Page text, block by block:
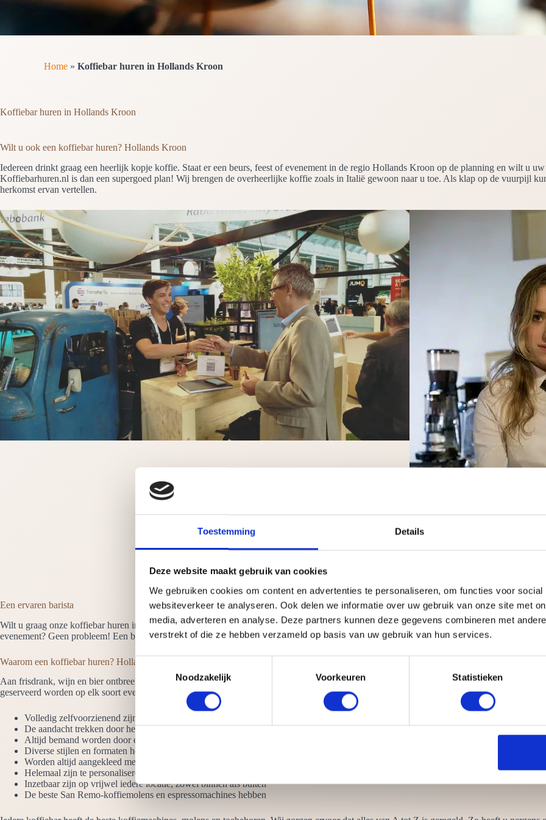
Toestemming Details
Deze website maakt gebruik van cookies
We gebruiken cookies om content en advertenties te personaliseren, om functies voor
websiteverkeer te analyseren. Ook delen we informatie over uw gebruik van onze site met
media, adverteren en analyse. Deze partners kunnen deze gegevens combineren met
verstrekt of die ze hebben verzameld op basis van uw gebruik van hun services.
T
o
e
t
e
m
m
i
n
Noodzakelijk Voorkeuren Statistieken
Home» Koffiebar huren in Hollands Kroon
Koffiebar huren in Hollands Kroon
Wilt u ook een koffiebar huren? Hollands Kroon
Iedereen drinkt graag een heerlijk kopje koffie. Staat er een beurs, feest of evenement in de regio Hollands Kroon op de planning en wilt u
Koffiebarhuren.nl is dan een supergoed plan! Wij brengen de overheerlijke koffie zoals in Italië gewoon naar u toe. Als klap op de vuurpijl
herkomst ervan vertellen.
Een ervaren barista
Wilt u graag onze koffiebar huren in Hollands Kroon dan is er altijd minimaal één barista die meegaat. Dit is de Italiaanse term voor barman
evenement? Geen probleem! Een barista verwelkomt de gasten en bereidt, decoreert en serveert de koffie. Iedere barista heeft een
Waarom een koffiebar huren? Hollands Kroon
Aan frisdrank, wijn en bier ontbreekt het meestal niet op een evenement, maar vaak lusten mensen ook wel een heerlijk kopje koffie. Een
geserveerd worden op elk soort evenement. Wilt u weten waarom u onze koffiebars moet huren? Omdat ze:
Volledig zelfvoorzienend zijn. We hebben alleen een stroompuntje nodig
De aandacht trekken door het hoogglans design en de LED verlichting
Altijd bemand worden door ervaren barista’s die latte art beheersen
Diverse stijlen en formaten hebben. Bekijk ook de koffie werkbank, koffiefiets en koffie tuk tuk
Worden altijd aangekleed met vazen koffiebonen
Helemaal zijn te personaliseren met jouw logo
Inzetbaar zijn op vrijwel iedere locatie, zowel binnen als buiten
De beste San Remo-koffiemolens en espressomachines hebben